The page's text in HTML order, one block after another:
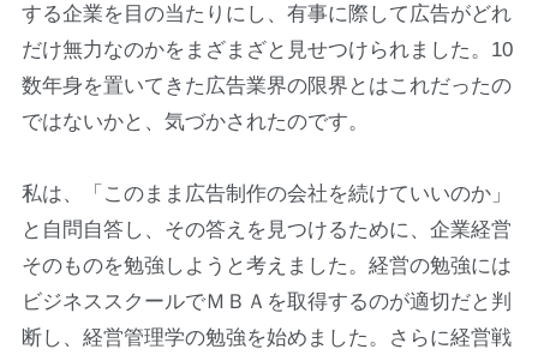
する企業を目の当たりにし、有事に際して広告がどれ
だけ無力なのかをまざまざと見せつけられました。10
数年身を置いてきた広告業界の限界とはこれだったの
ではないかと、気づかされたのです。
私は、「このまま広告制作の会社を続けていいのか」
と自問自答し、その答えを見つけるために、企業経営
そのものを勉強しようと考えました。経営の勉強には
ビジネススクールでＭＢＡを取得するのが適切だと判
断し、経営管理学の勉強を始めました。さらに経営戦